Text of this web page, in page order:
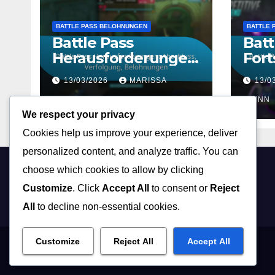
BATTLE PASS BELOHNUNGEN
Battle Pass
Herausforderungen
: Abschluss,
Verfolgung,
13/03/2026 MARISSA
QUINN
BATTLE
13/
QUINN
hundeseele.at
We respect your privacy
Cookies help us improve your experience, deliver
personalized content, and analyze traffic. You can
choose which cookies to allow by clicking
Customize. Click Accept All to consent or Reject
All
to decline non-essential cookies.
Customize Reject All Accept All